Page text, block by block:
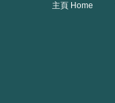
主頁 Home